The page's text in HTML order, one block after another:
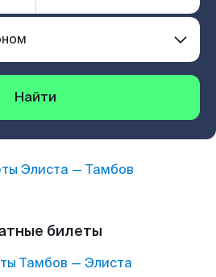
Найти
Элиста — Тамбов
билеты
Тамбов — Элиста